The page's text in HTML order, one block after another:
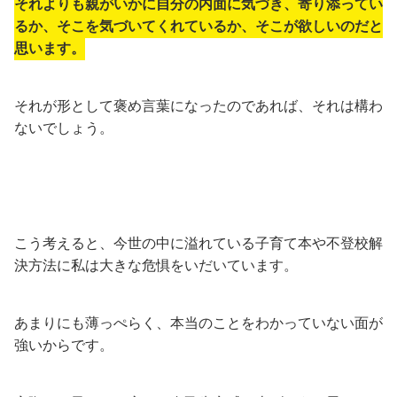
それよりも親がいかに自分の内面に気づき、寄り添ってい
るか、そこを気づいてくれているか、そこが欲しいのだと
思います。
それが形として褒め言葉になったのであれば、それは構わ
ないでしょう。
こう考えると、今世の中に溢れている子育て本や不登校解
決方法に私は大きな危惧をいだいています。
あまりにも薄っぺらく、本当のことをわかっていない面が
強いからです。